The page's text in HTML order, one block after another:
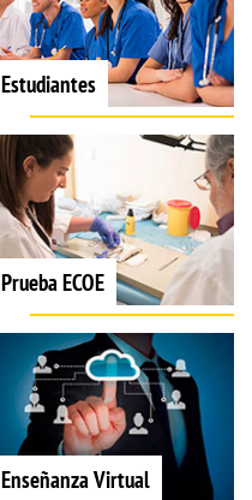
Estudiantes
Prueba ECOE
Enseñanza Virtual